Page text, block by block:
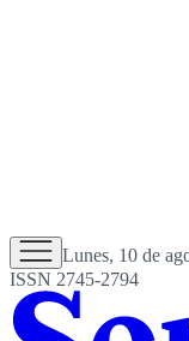
Lunes, 10 de
ISSN 2745-2794